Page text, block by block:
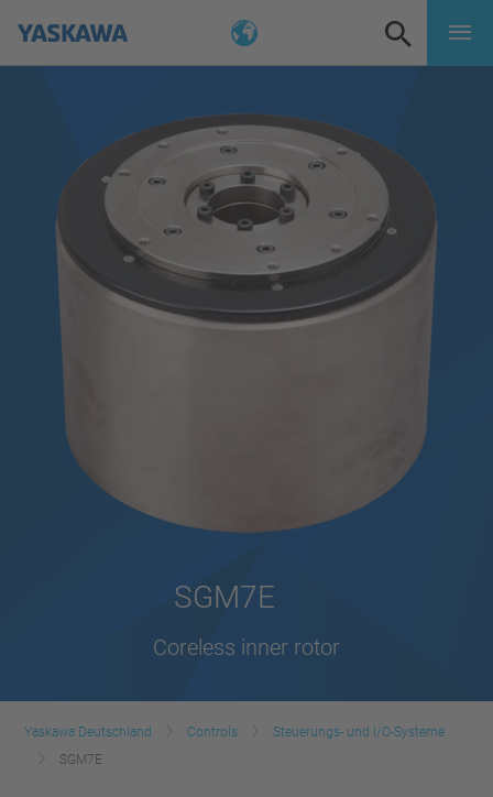
SGM7E
Coreless inner rotor
Yaskawa Deutschland Controls
Steuerungs- und I/O-Systeme
SGM7E